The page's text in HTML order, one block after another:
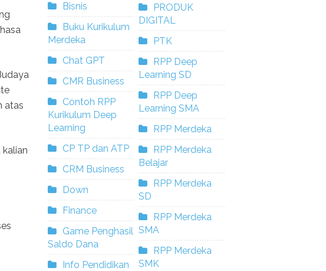
atas
Bisnis
Buku Kurikulum
Merdeka
Chat GPT
CMR Business
Contoh RPP
Kurikulum Deep
Learning
CP TP dan ATP
CRM Business
Down
Finance
Game Penghasil
Saldo Dana
Info Pendidikan
PRODUK
DIGITAL
PTK
RPP Deep
Learning SD
RPP Deep
Learning SMA
RPP Merdeka
RPP Merdeka
Belajar
RPP Merdeka
SD
RPP Merdeka
SMA
RPP Merdeka
SMK